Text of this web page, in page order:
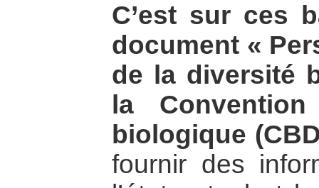
C’est sur ces
document «
de la diversité
la
biologique
fournir des